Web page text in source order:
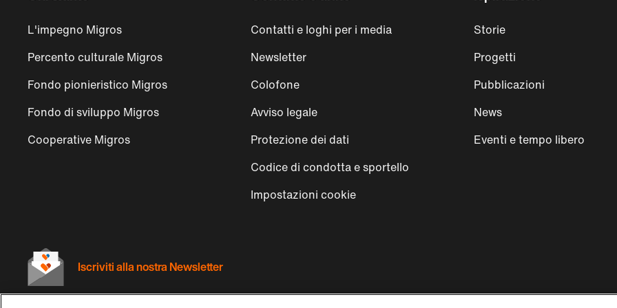
L'impegno Migros
Percento culturale Migros
Fondo pionieristico Migros
Fondo di sviluppo Migros
Cooperative Migros
Contatti e loghi per i media
Newsletter
Colofone
Avviso legale
Protezione dei dati
Codice di condotta e sportello
Impostazioni cookie
Storie
Progetti
Pubblicazioni
News
Eventi e tempo libero
Iscriviti alla nostra Newsletter